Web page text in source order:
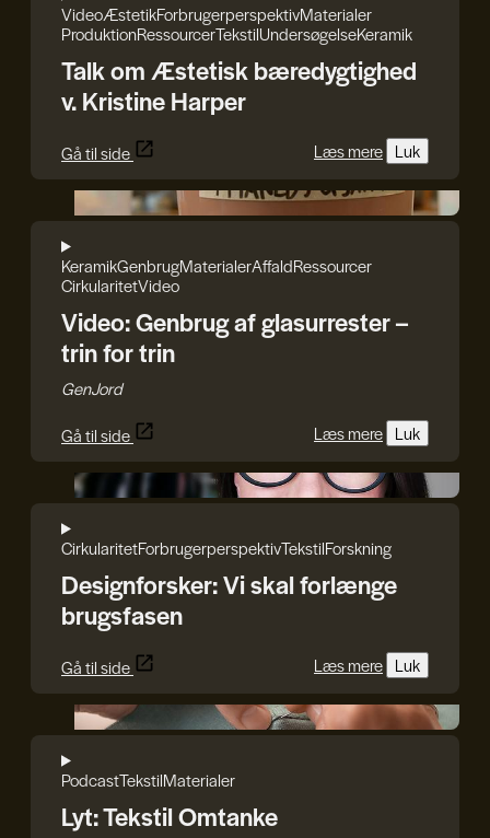
VideoÆstetikForbrugerperspektivMaterialer
ProduktionRessourcerTekstilUndersøgelseKeramik
Talk om Æstetisk bæredygtighed
v. Kristine Harper
Gå til side Læs mere Luk
KeramikGenbrugMaterialerAffaldRessourcer
CirkularitetVideo
Video: Genbrug af glasurrester –
trin for trin
GenJord
Gå til side
Læs mere Luk
Iryna Kucher
CirkularitetForbrugerperspektivTekstilForskning
Designforsker: Vi skal forlænge
brugsfasen
Gå til side Læs mere Luk
Craft.Partners
PodcastTekstilMaterialer
Lyt: Tekstil Omtanke